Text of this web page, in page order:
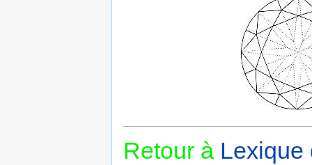
Retour à Lexique